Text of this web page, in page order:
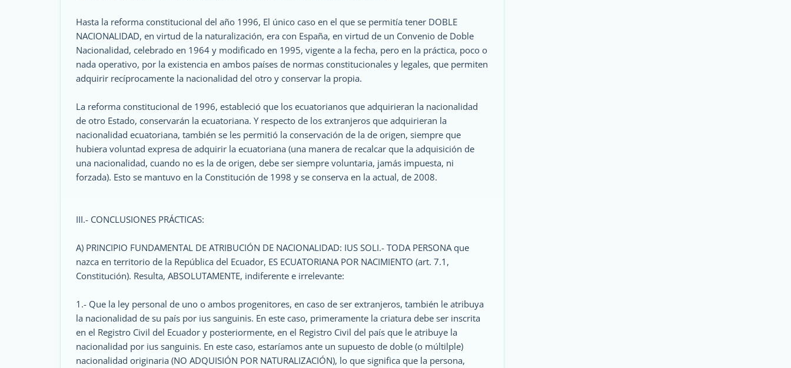
Hasta la reforma constitucional del año 1996, El único caso en el que se permitía tener DOBLE
NACIONALIDAD, en virtud de la naturalización, era con España, en virtud de un Convenio de Doble
Nacionalidad, celebrado en 1964 y modificado en 1995, vigente a la fecha, pero en la práctica, poco o
nada operativo, por la existencia en ambos países de normas constitucionales y legales, que permiten
adquirir recíprocamente la nacionalidad del otro y conservar la propia.
La reforma constitucional de 1996, estableció que los ecuatorianos que adquirieran la nacionalidad
de otro Estado, conservarán la ecuatoriana. Y respecto de los extranjeros que adquirieran la
nacionalidad ecuatoriana, también se les permitió la conservación de la de origen, siempre que
hubiera voluntad expresa de adquirir la ecuatoriana (una manera de recalcar que la adquisición de
una nacionalidad, cuando no es la de origen, debe ser siempre voluntaria, jamás impuesta, ni
forzada). Esto se mantuvo en la Constitución de 1998 y se conserva en la actual, de 2008.
III.- CONCLUSIONES PRÁCTICAS:
A) PRINCIPIO FUNDAMENTAL DE ATRIBUCIÓN DE NACIONALIDAD: IUS SOLI.- TODA PERSONA que
nazca en territorio de la República del Ecuador, ES ECUATORIANA POR NACIMIENTO (art. 7.1,
Constitución). Resulta, ABSOLUTAMENTE, indiferente e irrelevante:
1.- Que la ley personal de uno o ambos progenitores, en caso de ser extranjeros, también le atribuya
la nacionalidad de su país por ius sanguinis. En este caso, primeramente la criatura debe ser inscrita
en el Registro Civil del Ecuador y posteriormente, en el Registro Civil del país que le atribuye la
nacionalidad por ius sanguinis. En este caso, estaríamos ante un supuesto de doble (o múltilple)
nacionalidad originaria (NO ADQUISIÓN POR NATURALIZACIÓN), lo que significa que la persona,